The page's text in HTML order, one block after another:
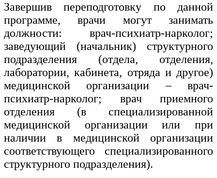
Завершив переподготовку по данной
программе, врачи могут занимать
должности: врач-психиатр-нарколог;
заведующий (начальник) структурного
подразделения (отдела, отделения,
лаборатории, кабинета, отряда и другое)
медицинской организации – врач-
психиатр-нарколог; врач приемного
отделения (в специализированной
медицинской организации или при
наличии в медицинской организации
соответствующего специализированного
структурного подразделения).